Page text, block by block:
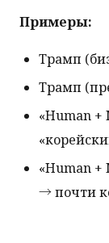
Примеры:
Трамп
Трамп
«Human +
«Human +
→ почти